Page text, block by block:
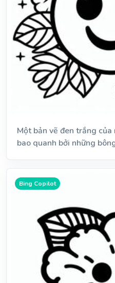
Một bản vẽ đen trắng
bao quanh bởi những
Bing Copilot